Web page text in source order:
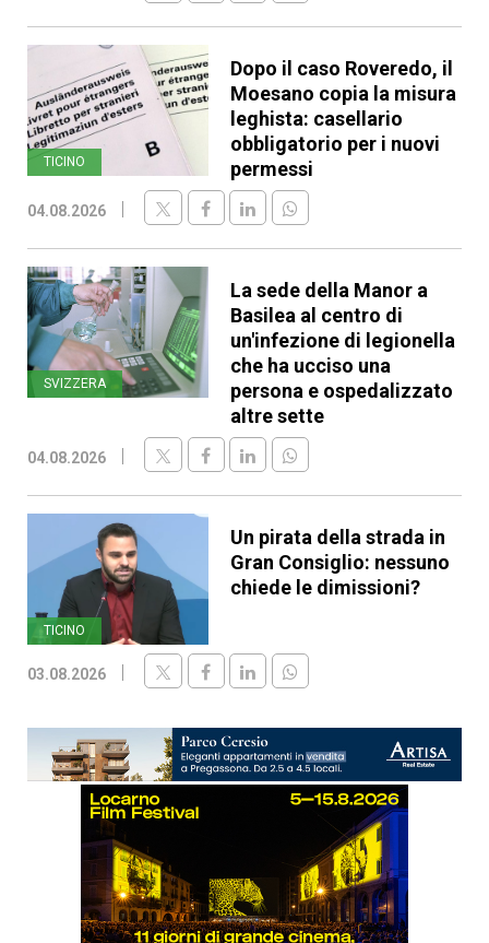
TICINO
Dopo il caso Roveredo, il
Moesano copia la misura
leghista: casellario
obbligatorio per i nuovi
permessi
04.08.2026
SVIZZERA
La sede della Manor a
Basilea al centro di
un'infezione di legionella
che ha ucciso una
persona e ospedalizzato
altre sette
04.08.2026
TICINO
Un pirata della strada in
Gran Consiglio: nessuno
chiede le dimissioni?
03.08.2026